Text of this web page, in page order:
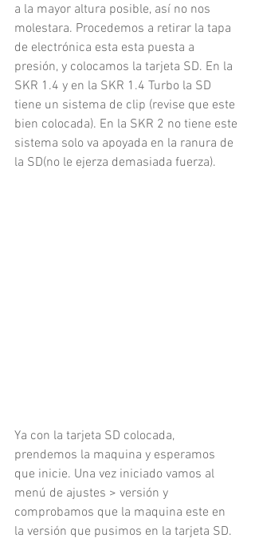
a la mayor altura posible, así no nos
molestara. Procedemos a retirar la tapa
de electrónica esta esta puesta a
presión, y colocamos la tarjeta SD. En la
SKR 1.4 y en la SKR 1.4 Turbo la SD
tiene un sistema de clip (revise que este
bien colocada). En la SKR 2 no tiene este
sistema solo va apoyada en la ranura de
la SD(no le ejerza demasiada fuerza).
Ya con la tarjeta SD colocada,
prendemos la maquina y esperamos
que inicie. Una vez iniciado vamos al
menú de ajustes > versión y
comprobamos que la maquina este en
la versión que pusimos en la tarjeta SD.